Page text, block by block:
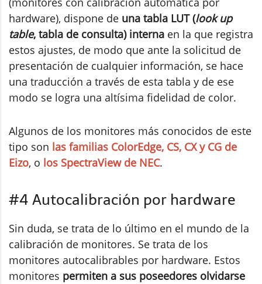
hardware), dispone de una tabla LUT (look up
table, tabla de consulta) interna en la que registra
estos ajustes, de modo que ante la solicitud de
presentación de cualquier información, se hace
una traducción a través de esta tabla y de ese
modo se logra una altísima fidelidad de color.
Algunos de los monitores más conocidos de este
tipo son las familias ColorEdge, CS, CX y CG de
Eizo, o los SpectraView de NEC.
#4 Autocalibración por hardware
Sin duda, se trata de lo último en el mundo de la
calibración de monitores. Se trata de los
monitores autocalibrables por hardware. Estos
monitores permiten a sus poseedores olvidarse